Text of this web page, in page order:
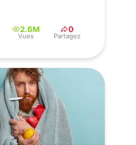
2.6M
Vues
0
Partagez